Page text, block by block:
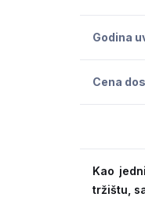
Godina
Cena
Kao
tržištu,